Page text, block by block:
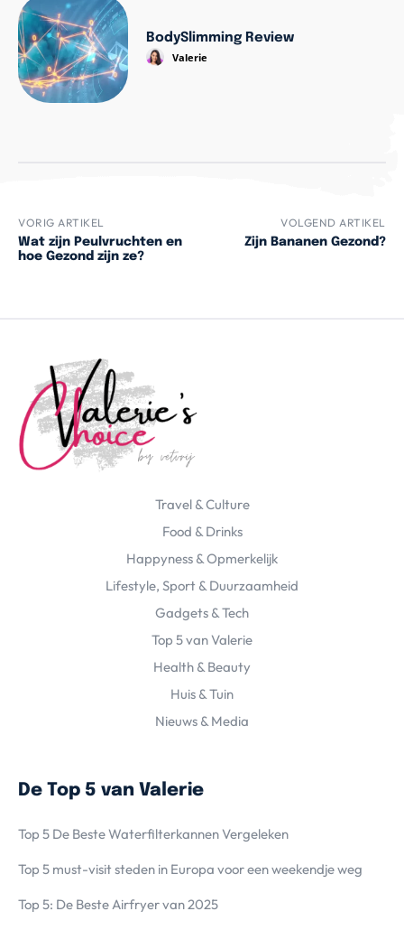
BodySlimming Review
Valerie
VORIG ARTIKEL
Wat zijn Peulvruchten en
hoe Gezond zijn ze?
VOLGEND ARTIKEL
Zijn Bananen Gezond?
Travel & Culture
Food & Drinks
Happyness & Opmerkelijk
Lifestyle, Sport & Duurzaamheid
Gadgets & Tech
Top 5 van Valerie
Health & Beauty
Huis & Tuin
Nieuws & Media
De Top 5 van Valerie
Top 5 De Beste Waterfilterkannen Vergeleken
Top 5 must-visit steden in Europa voor een weekendje weg
Top 5: De Beste Airfryer van 2025